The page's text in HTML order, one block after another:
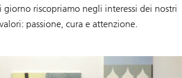
giorno riscopriamo negli interessi dei nostri
passione, cura e attenzione.